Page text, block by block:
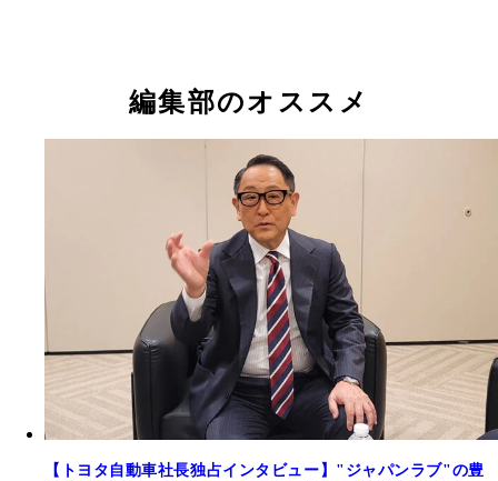
編集部のオススメ
【トヨタ自動車社長独占インタビュー】"ジャパンラブ"の豊